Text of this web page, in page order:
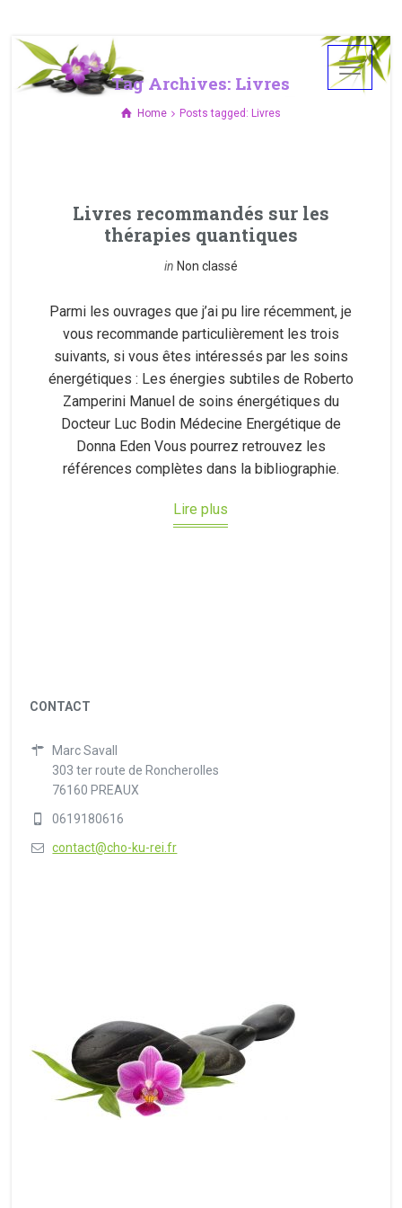
Tag Archives: Livres
Home Posts tagged: Livres
Livres recommandés sur les
thérapies quantiques
in Non classé
Parmi les ouvrages que j’ai pu lire récemment, je
vous recommande particulièrement les trois
suivants, si vous êtes intéressés par les soins
énergétiques : Les énergies subtiles de Roberto
Zamperini Manuel de soins énergétiques du
Docteur Luc Bodin Médecine Energétique de
Donna Eden Vous pourrez retrouvez les
références complètes dans la bibliographie.
Lire plus
CONTACT
Marc Savall
303 ter route de Roncherolles
76160 PREAUX
0619180616
contact@cho-ku-rei.fr